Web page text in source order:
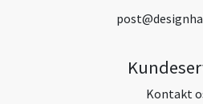
Kontakt